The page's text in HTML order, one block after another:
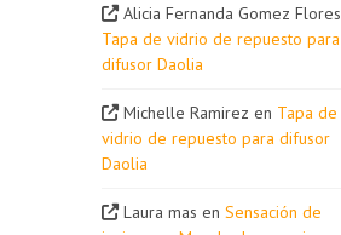
Alicia Fernanda Gomez Flores
Tapa de vidrio de repuesto para
difusor Daolia
Michelle Ramirez en Tapa de
vidrio de repuesto para difusor
Daolia
Laura mas en Sensación de